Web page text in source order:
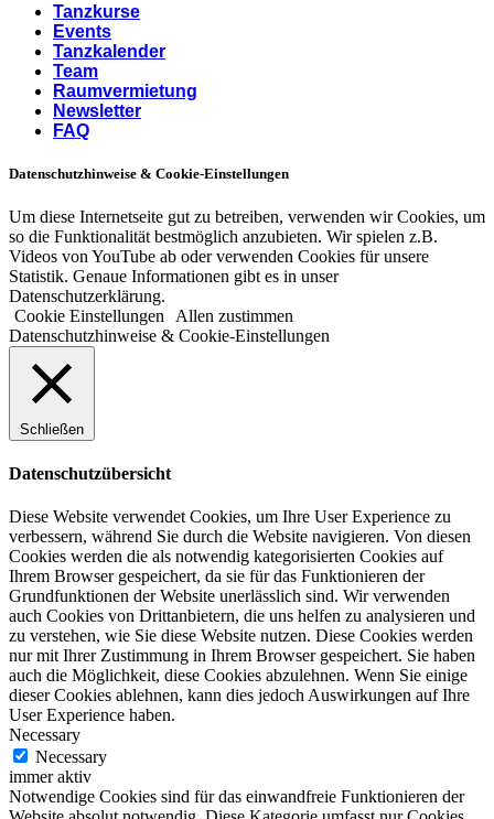
Tanzkurse
Events
Tanzkalender
Team
Raumvermietung
Newsletter
FAQ
Datenschutzhinweise & Cookie-Einstellungen
Um diese Internetseite gut zu betreiben, verwenden wir Cookies, um
so die Funktionalität bestmöglich anzubieten. Wir spielen z.B.
Videos von YouTube ab oder verwenden Cookies für unsere
Statistik. Genaue Informationen gibt es in unser
Datenschutzerklärung.
Cookie Einstellungen
Allen zustimmen
Datenschutzhinweise & Cookie-Einstellungen
Schließen
Datenschutzübersicht
Diese Website verwendet Cookies, um Ihre User Experience zu
verbessern, während Sie durch die Website navigieren. Von diesen
Cookies werden die als notwendig kategorisierten Cookies auf
Ihrem Browser gespeichert, da sie für das Funktionieren der
Grundfunktionen der Website unerlässlich sind. Wir verwenden
auch Cookies von Drittanbietern, die uns helfen zu analysieren und
zu verstehen, wie Sie diese Website nutzen. Diese Cookies werden
nur mit Ihrer Zustimmung in Ihrem Browser gespeichert. Sie haben
auch die Möglichkeit, diese Cookies abzulehnen. Wenn Sie einige
dieser Cookies ablehnen, kann dies jedoch Auswirkungen auf Ihre
User Experience haben.
Necessary
Necessary
immer aktiv
Notwendige Cookies sind für das einwandfreie Funktionieren der